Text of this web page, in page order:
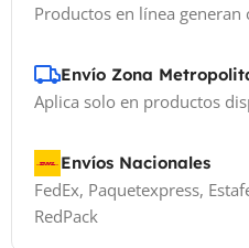
Productos en línea generan
Envío Zona
Aplica solo en productos
Envíos Nacionales
FedEx, Paquetexpress,
RedPack